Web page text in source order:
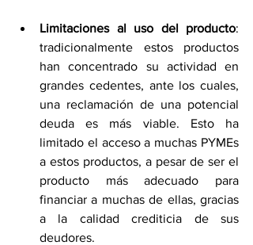
Limitaciones al uso del producto:
tradicionalmente estos productos
han concentrado su actividad en
grandes cedentes, ante los cuales,
una reclamación de una potencial
deuda es más viable. Esto ha
limitado el acceso a muchas PYMEs
a estos productos, a pesar de ser el
producto más adecuado para
financiar a muchas de ellas, gracias
a la calidad crediticia de sus
deudores.